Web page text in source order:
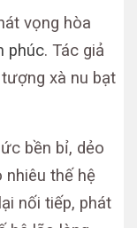
vọng hòa
phúc. Tác giả
xà nu bạt
bền bỉ, dẻo
nhiêu thế hệ
nối tiếp, phát